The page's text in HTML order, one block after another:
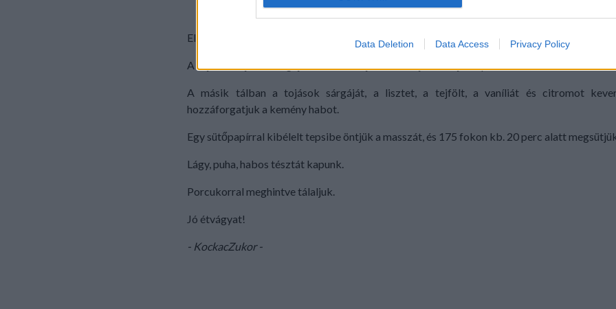
web or device identifiers in apps.
I want to allow Google to enable storage related to functionality of the website
I want to allow Google to enable storage related to security, including
Data Deletion Data Access Privacy Policy
fél citrom leve
Elkészítés:
A tojásfehérjét és sárgáját szétválasztjuk. A fehérjéhez adjuk a porcukrot, és kézi
A másik tálban a tojások sárgáját, a lisztet, a tejfölt, a vaníliát és citromot
hozzáforgatjuk a kemény habot.
Egy sütőpapírral kibélelt tepsibe öntjük a masszát, és 175 fokon kb. 20 perc alatt
Lágy, puha, habos tésztát kapunk.
Porcukorral meghintve tálaljuk.
Jó étvágyat!
- KockacZukor -